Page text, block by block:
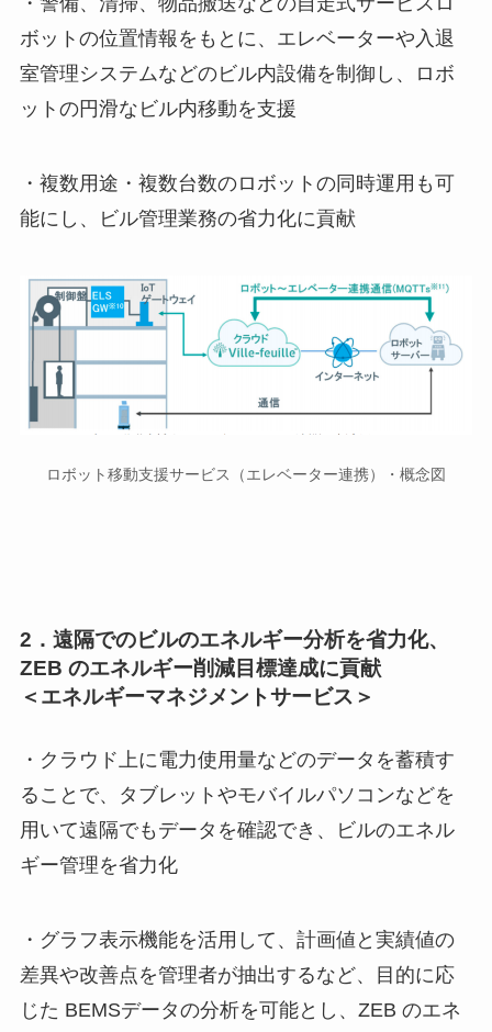
ボットの位置情報をもとに、エレベーターや入退
室管理システムなどのビル内設備を制御し、ロボ
ットの円滑なビル内移動を支援
・複数用途・複数台数のロボットの同時運用も可
能にし、ビル管理業務の省力化に貢献
ロボット移動支援サービス（エレベーター連携）・概念図
2．遠隔でのビルのエネルギー分析を省力化、
ZEB のエネルギー削減目標達成に貢献
＜エネルギーマネジメントサービス＞
・クラウド上に電力使用量などのデータを蓄積す
ることで、タブレットやモバイルパソコンなどを
用いて遠隔でもデータを確認でき、ビルのエネル
ギー管理を省力化
・グラフ表示機能を活用して、計画値と実績値の
差異や改善点を管理者が抽出するなど、目的に応
じた BEMSデータの分析を可能とし、ZEB のエネ